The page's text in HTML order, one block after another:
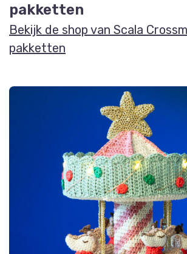
pakketten
Bekijk de shop van Scala
pakketten